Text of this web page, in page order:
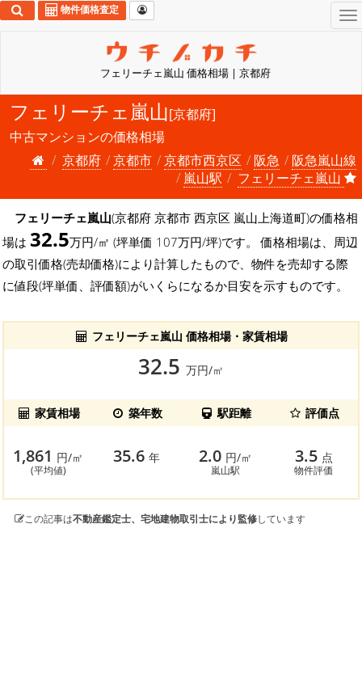
フェリーチェ嵐山 価格相場 | 京都府
物件価格査定
フェリーチェ嵐山[京都府]
中古マンションの価格相場
京都府
京都市 京都市西京区 阪急
阪急嵐山線
嵐山駅
フェリーチェ嵐山
フェリーチェ嵐山(京都府 京都市 西京区 嵐山上海道町)の価格相
場は 32.5万円/㎡ (坪単価 107万円/坪)です。 価格相場は、周辺
の取引価格(売却価格)により計算したもので、物件を売却する際
に値段(坪単価、評価額)がいくらになるか目安を示すものです。
フェリーチェ嵐山 価格相場・家賃相場
32.5 万円/㎡
家賃相場 築年数 駅距離 評価点
1,861 円/㎡
(平均値)
35.6年 2.0 円/㎡
嵐山駅
3.5 点
物件評価
この記事は不動産鑑定士、宅地建物取引士により監修しています